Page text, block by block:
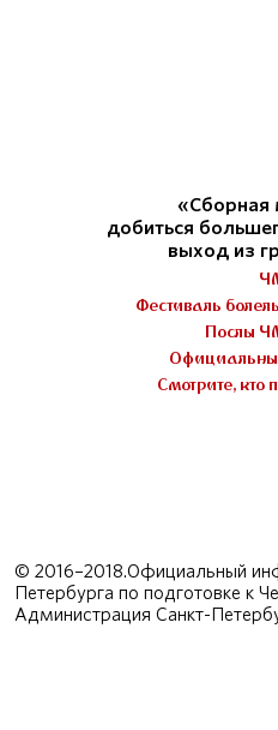
добиться
выход из
Фестиваль
Послы
Смотрите, кто
© 2016–2018.Официальный
Петербурга по подготовке к
Администрация Санкт-